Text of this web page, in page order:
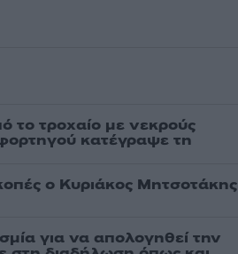
το τροχαίο με νεκρούς
κατέγραψε τη
ο Κυριάκος Μητσοτάκης
για να απολογηθεί την